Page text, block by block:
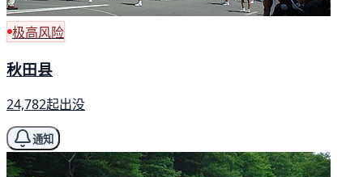
极高风险
秋田县
24,782起出没
通知